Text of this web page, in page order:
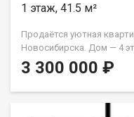
1 этаж, 41.5 м²
Продаётся уютная
Новосибирска. Дом — 4
Рядом вся необходимая
остановки, в шаговой
не низко и очень удобно.
3 300 000 ₽